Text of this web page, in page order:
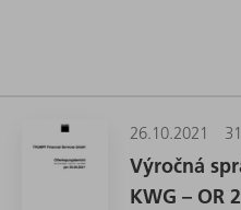
26.10.2021
Výročná
KWG – OR